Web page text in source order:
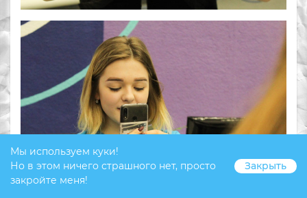
Мы используем куки!
Но в этом ничего страшного нет, просто
закройте меня!
Закрыть